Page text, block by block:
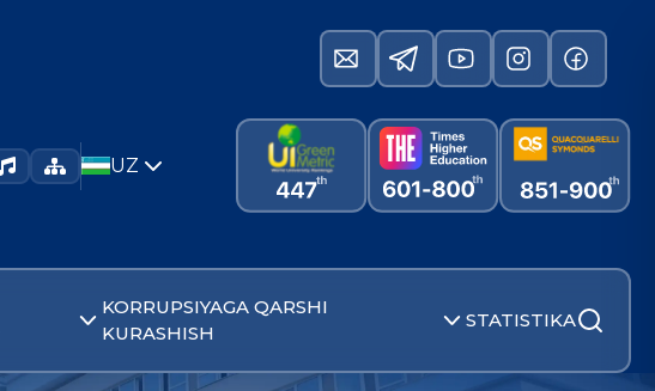
UZ
KORRUPSIYAGA QARSHI
KURASHISH
STATISTIKA